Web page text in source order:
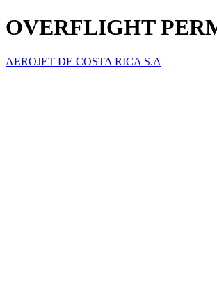
OVERFLIGHT
AEROJET DE COSTA RICA S.A